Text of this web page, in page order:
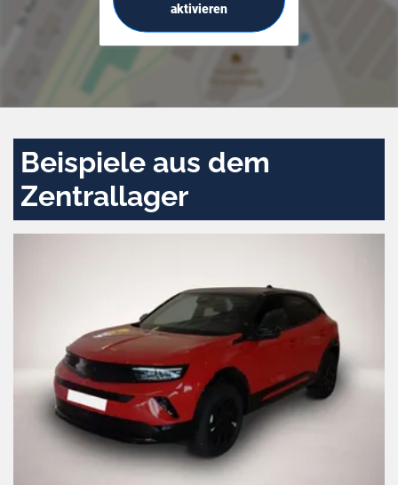
aktivieren
Beispiele aus dem
Zentrallager